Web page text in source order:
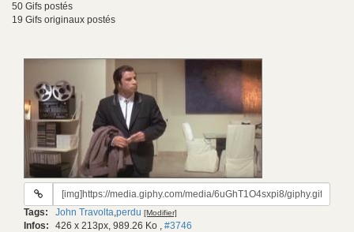
50 Gifs postés
19 Gifs originaux postés
URL
gif:
Tags: John Travolta,perdu [Modifier]
Infos: 426 x 213px, 989.26 Ko , #3746